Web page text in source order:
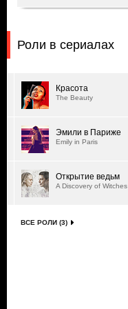
Роли в сериалах
Красота
The Beauty
Эмили в Париже
Emily in Paris
Открытие ведьм
A Discovery of Witches
ВСЕ РОЛИ (3)